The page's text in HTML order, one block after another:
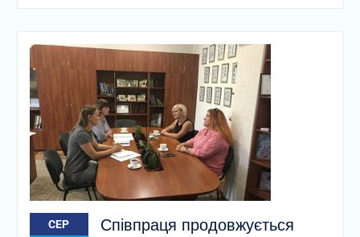
СЕР Співпраця продовжується